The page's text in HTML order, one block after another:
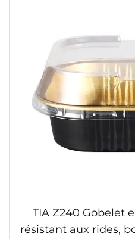
TIA Z240 Gobelet
résistant aux rides,